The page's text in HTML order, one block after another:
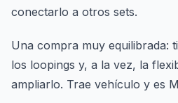
conectarlo a otros sets.
Una compra muy equilibrada:
los loopings y, a la vez, la
ampliarlo. Trae vehículo y es